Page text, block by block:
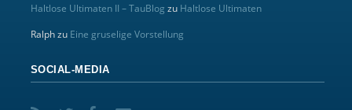
Haltlose Ultimaten II – TauBlog zu Haltlose Ultimaten
Ralphzu Eine gruselige Vorstellung
SOCIAL-MEDIA